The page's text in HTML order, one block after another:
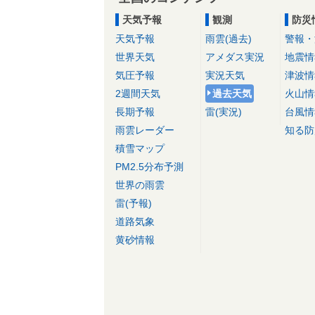
天気予報
天気予報
世界天気
気圧予報
2週間天気
長期予報
雨雲レーダー
積雪マップ
PM2.5分布予測
世界の雨雲
雷(予報)
道路気象
黄砂情報
観測
雨雲(過去)
アメダス実況
実況天気
過去天気
雷(実況)
防災
警報
地震
津波
火山
台風
知る